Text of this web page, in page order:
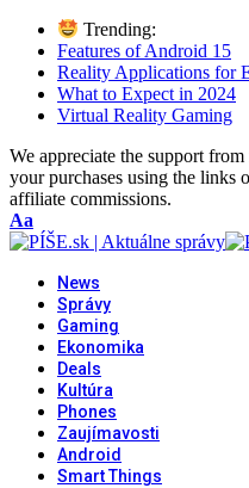
Trending:
Features of Android 15
Reality Applications for
What to Expect in 2024
Virtual Reality Gaming
We appreciate the support
your purchases using the links
affiliate commissions.
Font
Resizer
Aa
News
Správy
Gaming
Ekonomika
Deals
Kultúra
Phones
Zaujímavosti
Android
Smart Things